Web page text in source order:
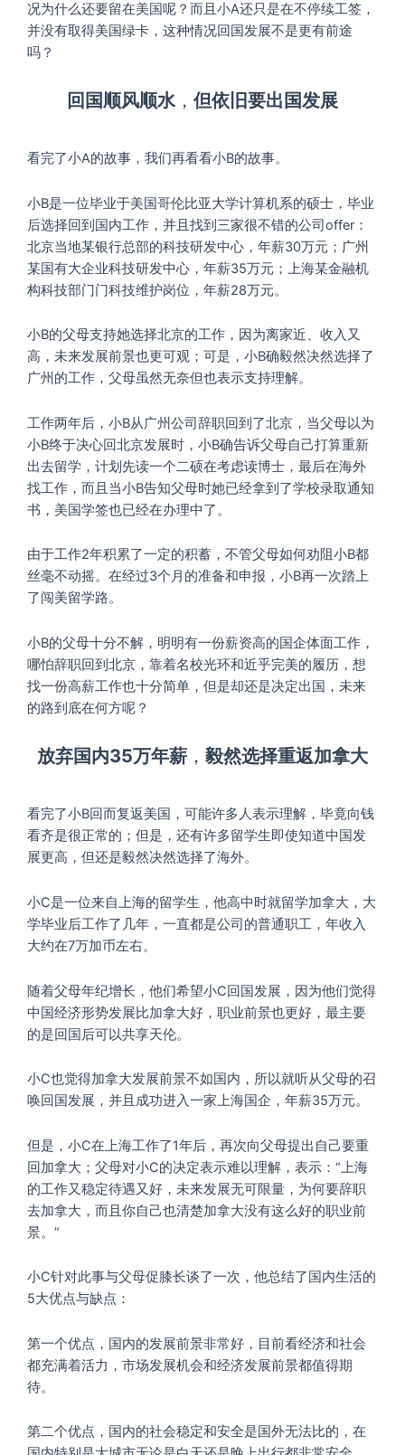
况为什么还要留在美国呢？而且小A还只是在不停续工签，
并没有取得美国绿卡，这种情况回国发展不是更有前途
吗？
回国顺风顺水， 但依旧要出国发展
看完了小A的故事，我们再看看小B的故事。
小B是一位毕业于美国哥伦比亚大学计算机系的硕士，毕业
后选择回到国内工作，并且找到三家很不错的公司offer：
北京当地某银行总部的科技研发中心，年薪30万元；广州
某国有大企业科技研发中心，年薪35万元；上海某金融机
构科技部门门科技维护岗位，年薪28万元。
小B的父母支持她选择北京的工作，因为离家近、收入又
高，未来发展前景也更可观；可是，小B确毅然决然选择了
广州的工作，父母虽然无奈但也表示支持理解。
工作两年后，小B从广州公司辞职回到了北京，当父母以为
小B终于决心回北京发展时，小B确告诉父母自己打算重新
出去留学，计划先读一个二硕在考虑读博士，最后在海外
找工作，而且当小B告知父母时她已经拿到了学校录取通知
书，美国学签也已经在办理中了。
由于工作2年积累了一定的积蓄，不管父母如何劝阻小B都
丝毫不动摇。在经过3个月的准备和申报，小B再一次踏上
了闯美留学路。
小B的父母十分不解，明明有一份薪资高的国企体面工作，
哪怕辞职回到北京，靠着名校光环和近乎完美的履历，想
找一份高薪工作也十分简单，但是却还是决定出国，未来
的路到底在何方呢？
放弃国内35万年薪 ， 毅然选择重返加拿大
看完了小B回而复返美国，可能许多人表示理解，毕竟向钱
看齐是很正常的；但是，还有许多留学生即使知道中国发
展更高，但还是毅然决然选择了海外。
小C是一位来自上海的留学生，他高中时就留学加拿大，大
学毕业后工作了几年，一直都是公司的普通职工，年收入
大约在7万加币左右。
随着父母年纪增长，他们希望小C回国发展，因为他们觉得
中国经济形势发展比加拿大好，职业前景也更好，最主要
的是回国后可以共享天伦。
小C也觉得加拿大发展前景不如国内，所以就听从父母的召
唤回国发展，并且成功进入一家上海国企，年薪35万元。
但是，小C在上海工作了1年后，再次向父母提出自己要重
回加拿大；父母对小C的决定表示难以理解，表示：“上海
的工作又稳定待遇又好，未来发展无可限量，为何要辞职
去加拿大，而且你自己也清楚加拿大没有这么好的职业前
景。”
小C针对此事与父母促膝长谈了一次，他总结了国内生活的
5大优点与缺点：
第一个优点，国内的发展前景非常好，目前看经济和社会
都充满着活力，市场发展机会和经济发展前景都值得期
待。
第二个优点，国内的社会稳定和安全是国外无法比的，在